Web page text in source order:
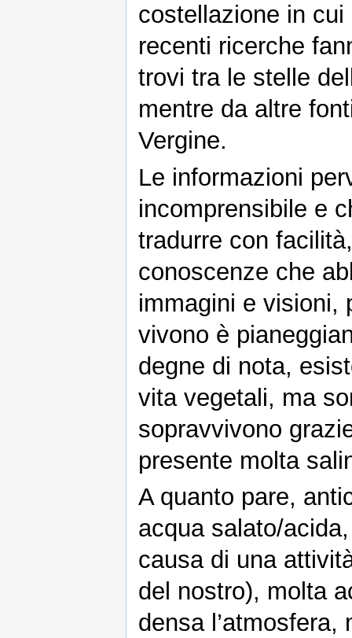
costellazione in
recenti ricerche
trovi tra le stelle
mentre da altre
Vergine.
Le informazioni
incomprensibile e
tradurre con
conoscenze che
immagini e visioni,
vivono è
degne di nota,
vita vegetali, ma
sopravvivono
presente molta
A quanto pare,
acqua salato/
causa di una
del nostro), molta
densa